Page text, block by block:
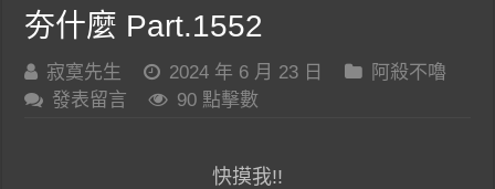
夯什麼 Part.1552
寂寞先生 2024 年 6 月 23 日
阿殺不嚕
發表留言
90 點擊數
快摸我!!